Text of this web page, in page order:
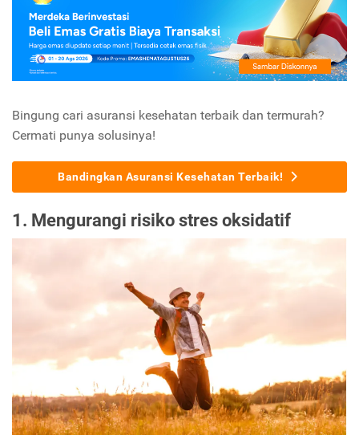
Bingung cari asuransi kesehatan terbaik dan termurah?
Cermati punya solusinya!
Bandingkan Asuransi Kesehatan Terbaik!
1. Mengurangi risiko stres oksidatif